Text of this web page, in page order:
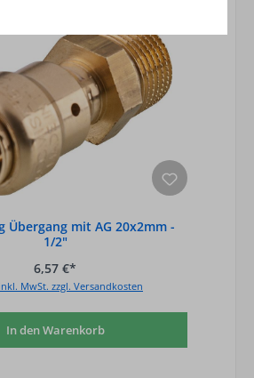
Übergang mit AG 20x2mm -
1/2"
6,57 €*
MwSt. zzgl. Versandkosten
In den Warenkorb